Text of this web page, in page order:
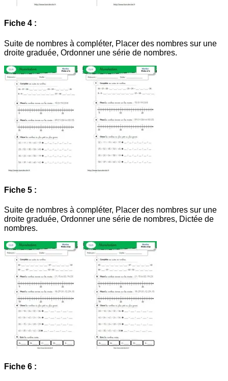
Fiche 4 :
Suite de nombres à compléter, Placer des nombres sur une
droite graduée, Ordonner une série de nombres.
Fiche 5 :
Suite de nombres à compléter, Placer des nombres sur une
droite graduée, Ordonner une série de nombres, Dictée de
nombres.
Fiche 6 :